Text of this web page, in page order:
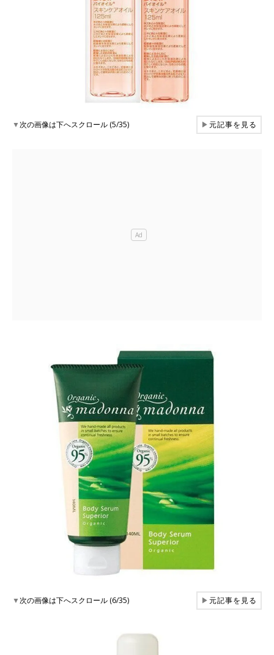
▼次の画像は下へスクロール (5/35) ▶元記事を見る
▼次の画像は下へスクロール (6/35) ▶元記事を見る